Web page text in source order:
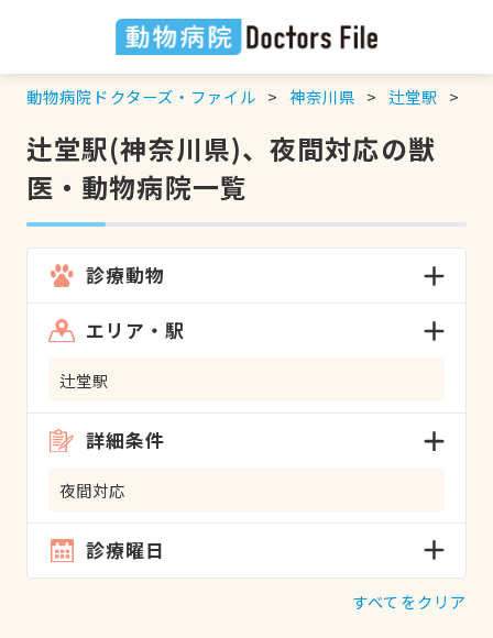
動物病院ドクターズ・ファイル 神奈川県 辻堂駅
辻堂駅(神奈川県)、夜間対応の獣
医・動物病院一覧
診療動物
エリア・駅
辻堂駅
詳細条件
夜間対応
診療曜日
すべてをクリア